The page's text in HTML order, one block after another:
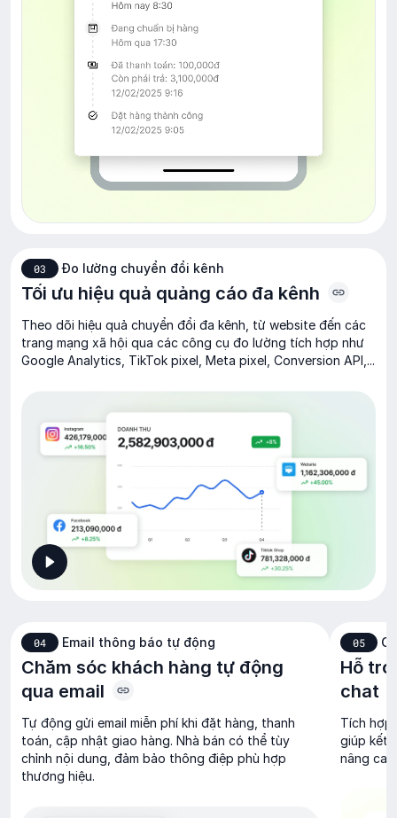
03 Đo lường chuyển đổi kênh
Tối ưu hiệu quả quảng cáo đa kênh
Theo dõi hiệu quả chuyển đổi đa kênh, từ website đến các
trang mạng xã hội qua các công cụ đo lường tích hợp như
Google Analytics, TikTok pixel, Meta pixel, Conversion API,...
04 Email thông báo tự động
Chăm sóc khách hàng tự động
qua email
Tự động gửi email miễn phí khi đặt hàng, thanh
toán, cập nhật giao hàng. Nhà bán có thể tùy
chỉnh nội dung, đảm bảo thông điệp phù hợp
thương hiệu.
05
Hỗ
chat
Tích hợp
giúp kết
nâng